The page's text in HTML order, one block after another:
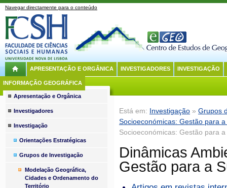
Navegar directamente para o conteúdo
APRESENTAÇÃO E ORGÂNICA INVESTIGADORES INVESTIGAÇÃO
INFORMAÇÃO GEOGRÁFICA
Está em: Investigação » Grupos
Socioeconómicas: Gestão para
Socioeconómicas: Gestão para
Dinâmicas
Gestão para a
Apresentação e Orgânica
Investigadores
Investigação
Orientações Estratégicas
Grupos de Investigação
Modelação Geográfica,
Cidades e Ordenamento do
Território